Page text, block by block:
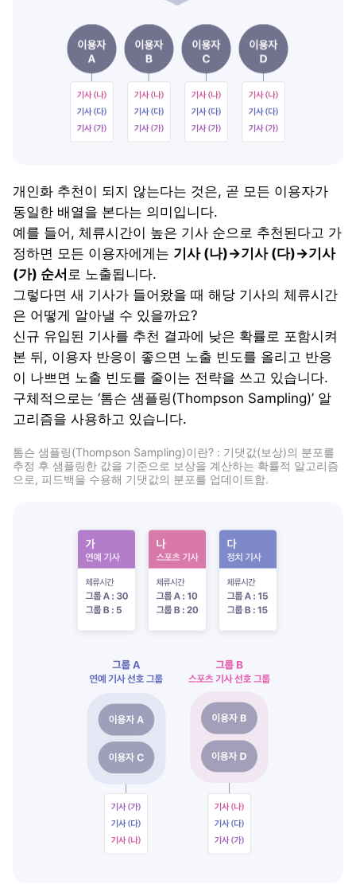
개인화 추천이 되지 않는다는 것은, 곧 모든 이용자가
동일한 배열을 본다는 의미입니다.
예를 들어, 체류시간이 높은 기사 순으로 추천된다고 가
정하면 모든 이용자에게는 기사 (나)→기사 (다)→기사
(가) 순서 로 노출됩니다.
그렇다면 새 기사가 들어왔을 때 해당 기사의 체류시간
은 어떻게 알아낼 수 있을까요?
신규 유입된 기사를 추천 결과에 낮은 확률로 포함시켜
본 뒤, 이용자 반응이 좋으면 노출 빈도를 올리고 반응
이 나쁘면 노출 빈도를 줄이는 전략을 쓰고 있습니다.
구체적으로는 ‘톰슨 샘플링(Thompson Sampling)’ 알
고리즘을 사용하고 있습니다.
톰슨 샘플링(Thompson Sampling)이란? : 기댓값(보상)의 분포를
추정 후 샘플링한 값을 기준으로 보상을 계산하는 확률적 알고리즘
으로, 피드백을 수용해 기댓값의 분포를 업데이트함.